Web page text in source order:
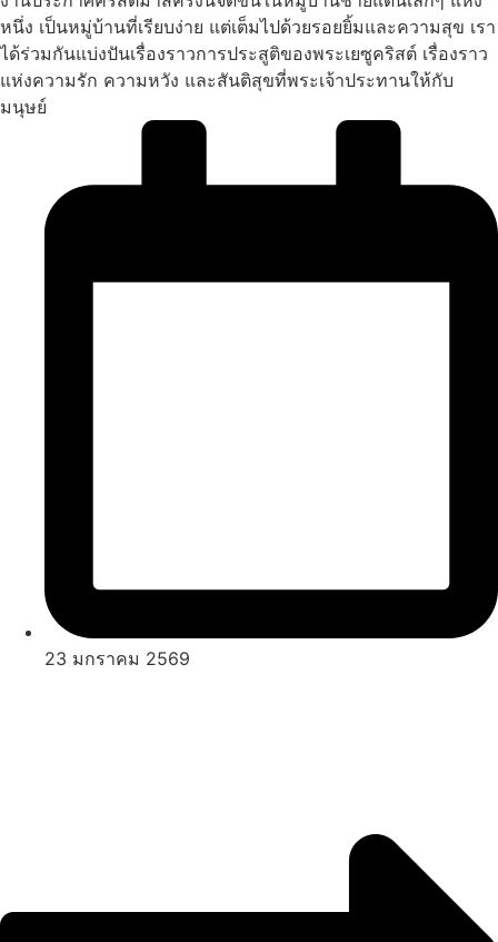
หนึ่ง เป็นหมู่บ้านที่เรียบง่าย แต่เต็มไปด้วยรอยยิ้มและความสุข เรา
ได้ร่วมกันแบ่งปันเรื่องราวการประสูติของพระเยซูคริสต์ เรื่องราว
แห่งความรัก ความหวัง และสันติสุขที่พระเจ้าประทานให้กับ
มนุษย์
23 มกราคม 2569